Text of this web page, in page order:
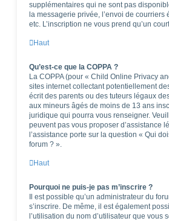
supplémentaires qui ne sont pas
la messagerie privée, l’envoi de
etc. L’inscription ne vous prend qu’un
Haut
Qu’est-ce que la COPPA ?
La COPPA (pour « Child Online Privacy
sites internet collectant potentiellement
écrit des parents ou des tuteurs légaux
aux mineurs âgés de moins de 13 ans
juridique qui pourra vous renseigner.
peuvent pas vous proposer d’assistance
l’assistance porte sur la question « Qui
forum ? ».
Haut
Pourquoi ne puis-je pas m’inscrire ?
Il est possible qu’un administrateur du
s’inscrire. De même, il est également
l’utilisation du nom d’utilisateur que